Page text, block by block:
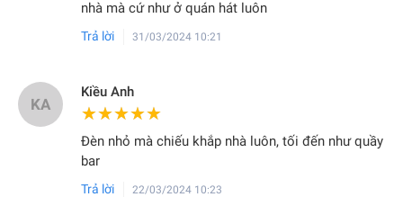
nhà mà cứ như ở quán hát luôn
Trả lời 31/03/2024 10:21
KA
Kiều Anh
★★★★★
★★★★★
Đèn nhỏ mà chiếu khắp nhà luôn, tối đến như quầy
bar
Trả lời 22/03/2024 10:23